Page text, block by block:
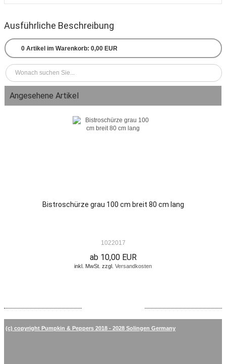
Ausführliche Beschreibung
0 Artikel im Warenkorb: 0,00 EUR
Angesehene Artikel
Bistroschürze grau 100 cm breit 80 cm lang
1022017
ab 10,00 EUR
inkl. MwSt. zzgl. Versandkosten
(c) copyright Pumpkin & Peppers 2018 - 2028 Solingen Germany